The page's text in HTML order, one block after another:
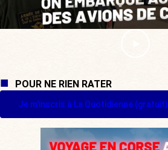
POUR NE RIEN RATER
Je m'inscris à La Quotidienne (gratuit)